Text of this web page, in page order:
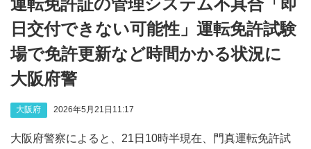
運転免許証の管理システム不具合「即
日交付できない可能性」運転免許試験
場で免許更新など時間かかる状況に
大阪府警
大阪府 2026年5月21日11:17
大阪府警察によると、21日10時半現在、門真運転免許試